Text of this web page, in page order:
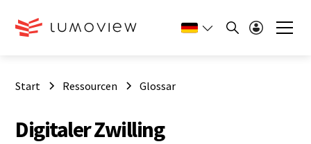
Start Ressourcen Glossar
Digitaler Zwilling